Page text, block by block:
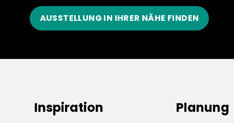
AUSSTELLUNG IN IHRER NÄHE FINDEN
Inspiration Planung